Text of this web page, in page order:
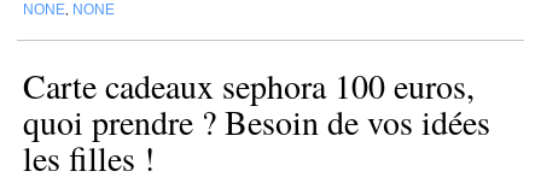
NONE NONE
Carte cadeaux sephora 100 euros,
quoi prendre ? Besoin de vos idées
les filles !